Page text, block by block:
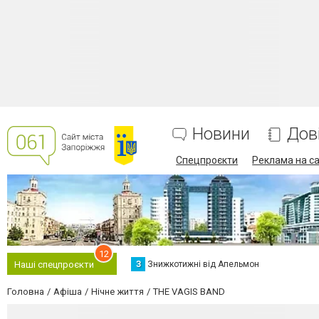
Новини
Спецпроєкти Реклама на
Наші спецпроєкти
12
З Знижкотижні від Апельмон
Головна Афіша Нічне життя THE VAGIS BAND